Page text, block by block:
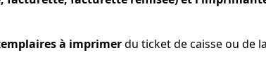
à imprimerdu ticket de caisse ou de